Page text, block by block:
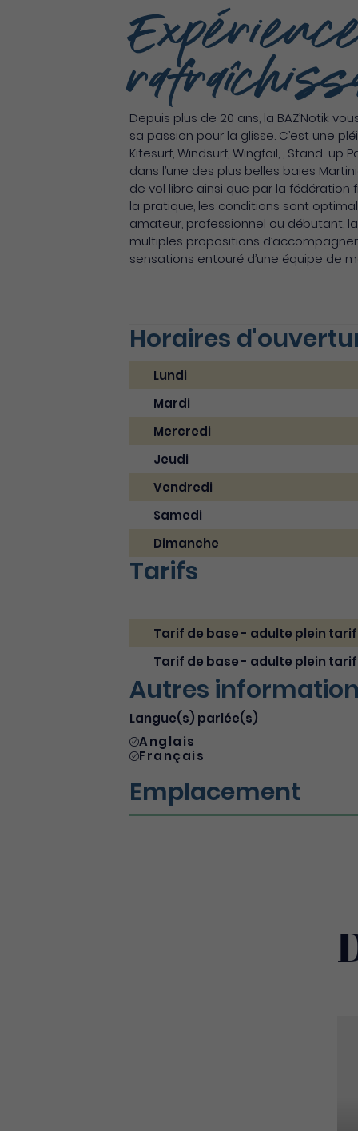
Depuis plus de 20 ans, la BAZ’Notik
sa passion pour la glisse. C’est une
Kitesurf, Windsurf, Wingfoil, , Stand-
dans l’une des plus belles baies
de vol libre ainsi que par la
la pratique, les conditions sont
amateur, professionnel ou débutant, la
multiples propositions
sensations entouré d’une équipe de
Horaires
Lundi
Mardi
Mercredi
Jeudi
Vendredi
Samedi
Dimanche
Tarifs
Tarif de base - adulte plein tarif
Tarif de base - adulte plein tarif
Autres
Langue(s) parlée(s)
Anglais
Français
Emplacement